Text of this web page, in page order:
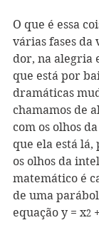
O que é essa
várias fases da
dor, na alegria
que está por
dramáticas
chamamos de
com os olhos
que ela está lá,
os olhos da
matemático é
de uma
equação y = x2